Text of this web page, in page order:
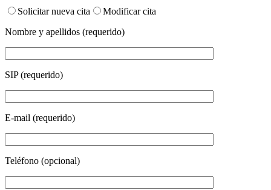
Solicitar nueva cita
Modificar cita
Nombre y apellidos (requerido)
SIP (requerido)
E-mail (requerido)
Teléfono (opcional)